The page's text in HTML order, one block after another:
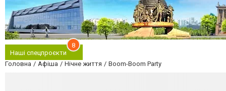
Наші спецпроєкти
8
Головна Афіша Нічне життя Boom-Boom Party